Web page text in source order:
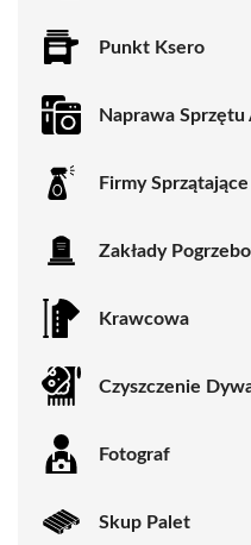
Punkt Ksero
Naprawa Sprzętu
Firmy Sprzątające
Zakłady
Krawcowa
Czyszczenie
Fotograf
Skup Palet